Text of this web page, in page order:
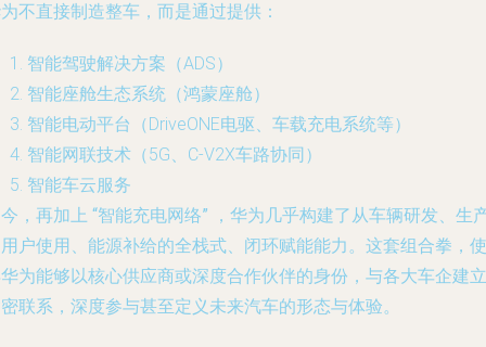
不直接制造整车，而是通过提供：
智能驾驶解决方案 （ADS）
智能座舱生态系统 （鸿蒙座舱）
智能电动平台
（DriveONE电驱、车载充电系统等）
智能网联技术 （5G、C-V2X车路协同）
智能车云服务
，再加上 “智能充电网络” ，华为几乎构建了从车辆研发、生
户使用、能源补给的全栈式、闭环赋能能力。这套组合拳，使
为能够以核心供应商或深度合作伙伴的身份，与各大车企建立
联系，深度参与甚至定义未来汽车的形态与体验。